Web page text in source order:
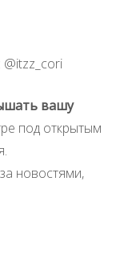
@itzz_cori
вашу
под открытым
новостями,